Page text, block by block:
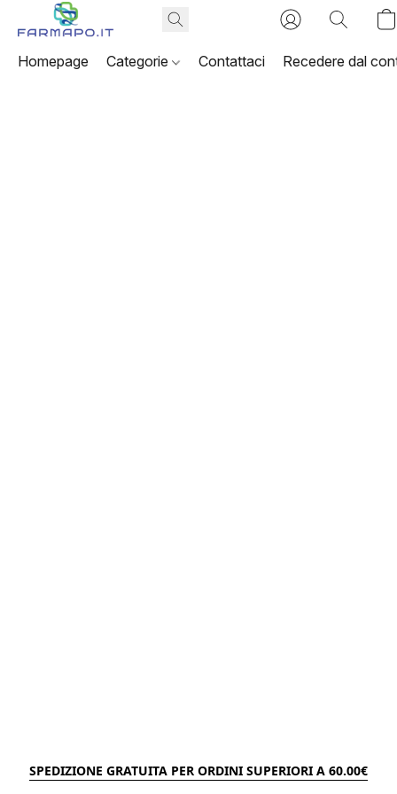
Homepage Categorie Contattaci Recedere dal
SPEDIZIONE GRATUITA PER ORDINI SUPERIORI A 60.00€